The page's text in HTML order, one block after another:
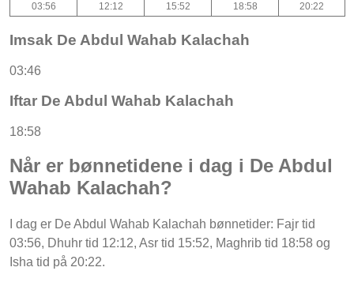
03:56
12:12 15:52 18:58 20:22
Imsak De Abdul Wahab Kalachah
03:46
Iftar De Abdul Wahab Kalachah
18:58
Når er bønnetidene i dag i De Abdul
Wahab Kalachah?
I dag er De Abdul Wahab Kalachah bønnetider: Fajr tid
03:56, Dhuhr tid 12:12, Asr tid 15:52, Maghrib tid 18:58 og
Isha tid på 20:22.